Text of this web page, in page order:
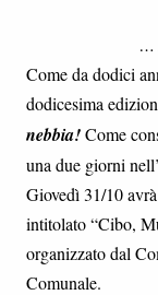
…
Come da dodici
dodicesima
nebbia!Come
una due giorni
Giovedì 31/10
intitolato “Cibo,
organizzato dal
Comunale.